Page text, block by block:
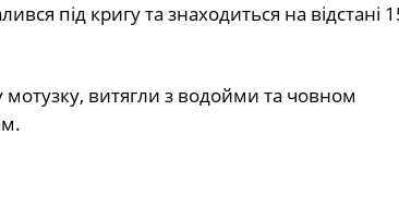
під кригу та знаходиться на відстані
витягли з водойми та човном